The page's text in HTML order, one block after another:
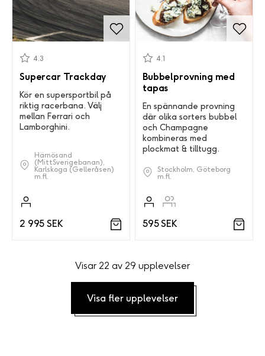
Supercar Trackday
4.3
Kör en supersportbil på
riktig racerbana. Välj
mellan Ferrari och
Lamborghini.
Härnösand
(MittSverigebanan),
Karlskoga (Gelleråsen)
m.fl.
2 995 SEK
Bubbelprovning med
tapas
4.1
En spännande provning
där olika sorters bubbel
och Champagne
kombineras med
plockmat & tilltugg.
Stockholm, Göteborg
m.fl.
595 SEK
Visar 22 av 29 upplevelser
Visa fler upplevelser